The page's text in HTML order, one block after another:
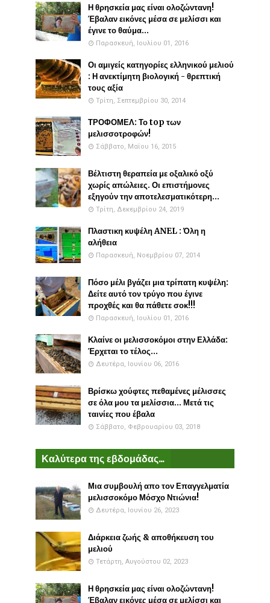
Η θρησκεία μας είναι ολοζώντανη!
Έβαλαν εικόνες μέσα σε μελίσσι και
έγινε το θαύμα...
Παρασκευή, Ιουλίου 01, 2016
Οι αμιγείς κατηγορίες ελληνικού μελιού
: Η ανεκτίμητη βιολογική - θρεπτική
τους αξία
Τρίτη, Σεπτεμβρίου 30, 2014
ΤΡΟΦΟΜΕΛ: Το top των
μελισσοτροφών!
Σάββατο, Μαΐου 16, 2015
Βέλτιστη θεραπεία με οξαλικό οξύ
χωρίς απώλειες. Οι επιστήμονες
εξηγούν την αποτελεσματικότερη...
Τρίτη, Δεκεμβρίου 24, 2019
Πλαστικη κυψέλη ANEL : Όλη η
αλήθεια
Παρασκευή, Νοεμβρίου 07, 2014
Πόσο μέλι βγάζει μια τρίπατη κυψέλη:
Δείτε αυτό τον τρύγο που έγινε
προχθές και θα πάθετε σοκ!!!
Παρασκευή, Ιουλίου 01, 2016
Κλαίνε οι μελισσοκόμοι στην Ελλάδα:
Έρχεται το τέλος...
Δευτέρα, Ιουνίου 06, 2016
Βρίσκω χούφτες πεθαμένες μέλισσες
σε όλα μου τα μελίσσια... Μετά τις
ταινίες που έβαλα
Σάββατο, Φεβρουαρίου 03, 2018
Καλύτερα της εβδομάδας...
Μια συμβουλή απο τον Επαγγελματία
μελισσοκόμο Μόσχο Ντιώνια!
Δευτέρα, Ιουνίου 26, 2023
Διάρκεια ζωής & αποθήκευση του
μελιού
Τετάρτη, Αυγούστου 02, 2023
Η θρησκεία μας είναι ολοζώντανη!
Έβαλαν εικόνες μέσα σε μελίσσι και